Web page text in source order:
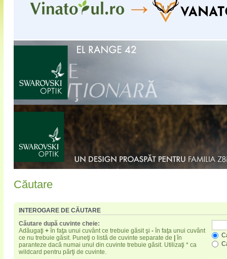
Căutare
INTEROGARE DE CĂUTARE
Căutare după cuvinte cheie:
Adăugaţi + în faţa unui cuvânt ce trebuie găsit şi - în faţa unui cuvânt
ce nu trebuie găsit. Puneţi o listă de cuvinte separate de
în
paranteze dacă numai unul din cuvinte trebuie găsit. Utilizaţi * ca
wildcard pentru părţi de cuvinte.